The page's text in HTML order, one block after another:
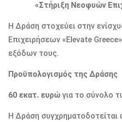
«Στήριξη Νεοφυών
Η Δράση στοχεύει στην
Επιχειρήσεων «Elevate
εξόδων τους.
Προϋπολογισμός της Δράσης
60 εκατ. ευρώ για το σύνολο
Η Δράση